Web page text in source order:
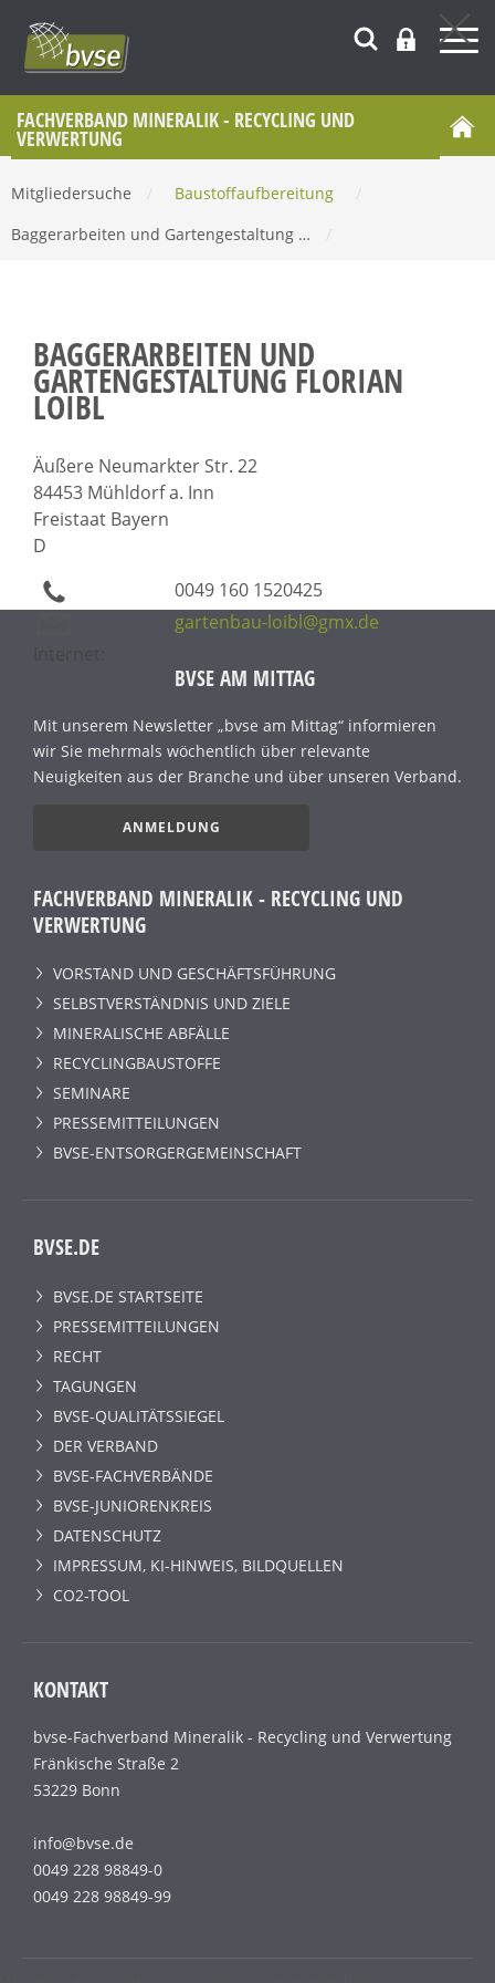
FACHVERBAND MINERALIK - RECYCLING UND
VERWERTUNG
Mitgliedersuche Baustoffaufbereitung
Baggerarbeiten und Gartengestaltung …
BAGGERARBEITEN UND
GARTENGESTALTUNG FLORIAN
LOIBL
Äußere Neumarkter Str. 22
84453 Mühldorf a. Inn
Freistaat Bayern
D
0049 160 1520425
gartenbau-loibl@gmx.de
BVSE AM MITTAG
Mit unserem Newsletter „bvse am Mittag“ informieren
wir Sie mehrmals wöchentlich über relevante
Neuigkeiten aus der Branche und über unseren Verband.
ANMELDUNG
FACHVERBAND MINERALIK - RECYCLING UND
VERWERTUNG
VORSTAND UND GESCHÄFTSFÜHRUNG
SELBSTVERSTÄNDNIS UND ZIELE
MINERALISCHE ABFÄLLE
RECYCLINGBAUSTOFFE
SEMINARE
PRESSEMITTEILUNGEN
BVSE-ENTSORGERGEMEINSCHAFT
BVSE.DE
BVSE.DE STARTSEITE
PRESSEMITTEILUNGEN
RECHT
TAGUNGEN
BVSE-QUALITÄTSSIEGEL
DER VERBAND
BVSE-FACHVERBÄNDE
BVSE-JUNIORENKREIS
DATENSCHUTZ
IMPRESSUM, KI-HINWEIS, BILDQUELLEN
CO2-TOOL
KONTAKT
bvse-Fachverband Mineralik - Recycling und Verwertung
Fränkische Straße 2
53229 Bonn
info@bvse.de
0049 228 98849-0
0049 228 98849-99